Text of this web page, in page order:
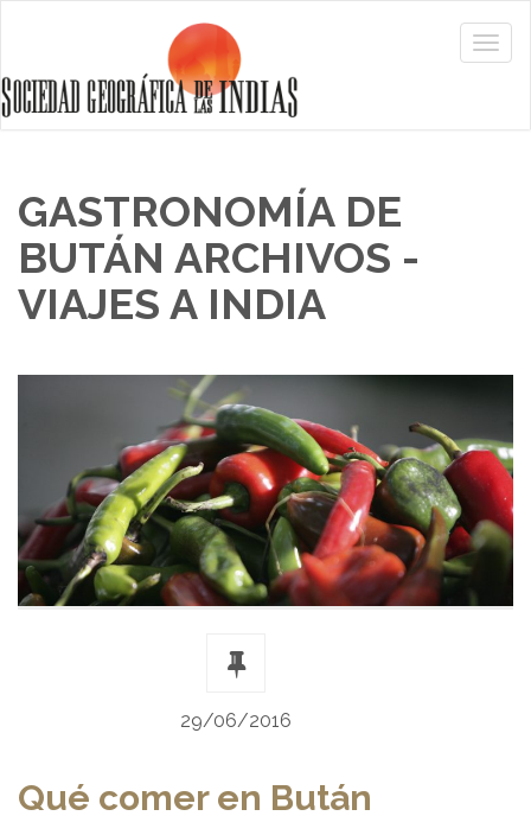
GASTRONOMÍA DE
BUTÁN ARCHIVOS -
VIAJES A INDIA
29/06/2016
Qué comer en Bután